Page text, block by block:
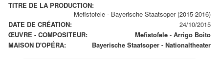
TITRE DE LA PRODUCTION:
Mefistofele - Bayerische Staatsoper (2015-2016)
DATE DE CRÉATION:
24/10/2015
ŒUVRE - COMPOSITEUR:
Mefistofele - Arrigo Boito
MAISON D'OPÉRA:
Bayerische Staatsoper - Nationaltheater